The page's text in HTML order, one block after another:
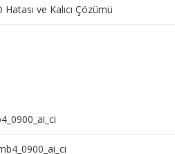
ve Kalıcı Çözümü